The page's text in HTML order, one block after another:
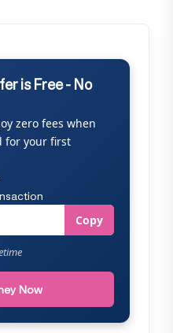
is Free - No
zero fees when
for your first
Copy
Now